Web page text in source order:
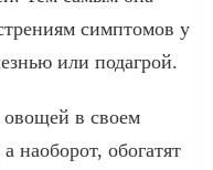
симптомов у
или подагрой.
в своем
наоборот, обогатят